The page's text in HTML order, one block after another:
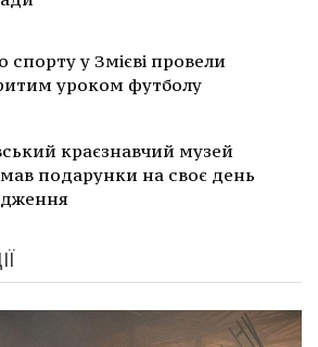
спорту у Змієві провели
уроком футболу
краєзнавчий музей
подарунки на своє день